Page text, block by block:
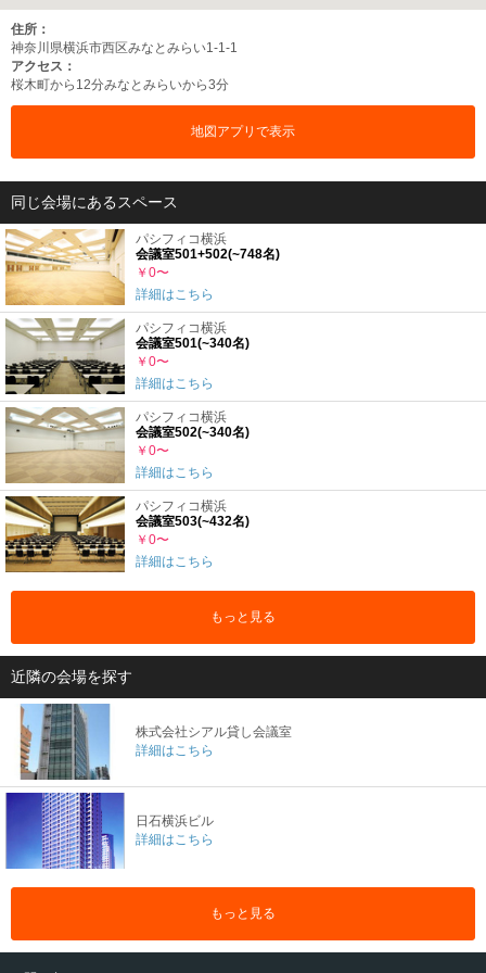
住所：
神奈川県横浜市西区みなとみらい1-1-1
アクセス：
桜木町から12分みなとみらいから3分
地図アプリで表示
同じ会場にあるスペース
パシフィコ横浜
会議室501+502(~748名)
￥0〜
詳細はこちら
パシフィコ横浜
会議室501(~340名)
￥0〜
詳細はこちら
パシフィコ横浜
会議室502(~340名)
￥0〜
詳細はこちら
パシフィコ横浜
会議室503(~432名)
￥0〜
詳細はこちら
もっと見る
近隣の会場を探す
株式会社シアル貸し会議室
詳細はこちら
日石横浜ビル
詳細はこちら
もっと見る